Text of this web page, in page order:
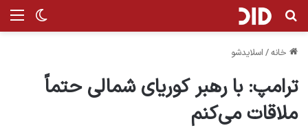
تغییر جستجو برای
خانه/ اسلایدشو
ترامپ: با رهبر کوریای شمالی حتماً
ملاقات می‌کنم